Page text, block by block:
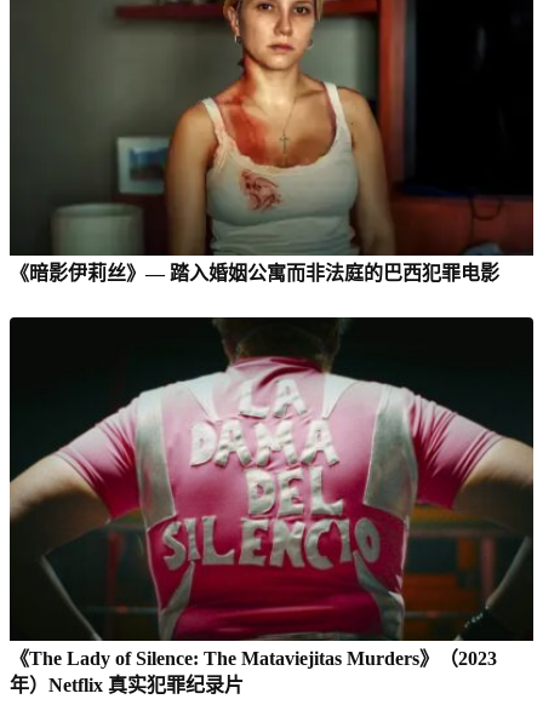
《暗影伊莉丝》— 踏入婚姻公寓而非法庭的巴西犯罪电影
《The Lady of Silence: The Mataviejitas Murders》（2023
年）Netflix 真实犯罪纪录片